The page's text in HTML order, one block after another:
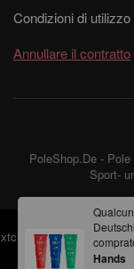
Condizioni di utilizzo
Annullare il contratto
PoleShop.De -
Sport-
xtcModified©2026
Hands